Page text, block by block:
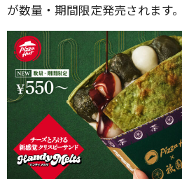
が数量・期間限定発売されます。